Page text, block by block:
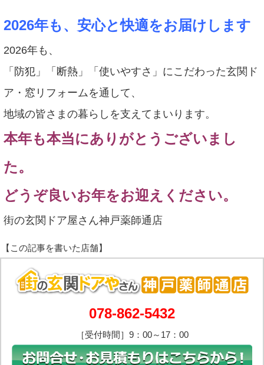
2026年も、安心と快適をお届けします
2026年も、
「防犯」「断熱」「使いやすさ」にこだわった玄関ド
ア・窓リフォームを通して、
地域の皆さまの暮らしを支えてまいります。
本年も本当にありがとうございまし
た。
どうぞ良いお年をお迎えください。
街の玄関ドア屋さん神戸薬師通店
078-862-5432
［受付時間］9：00～17：00